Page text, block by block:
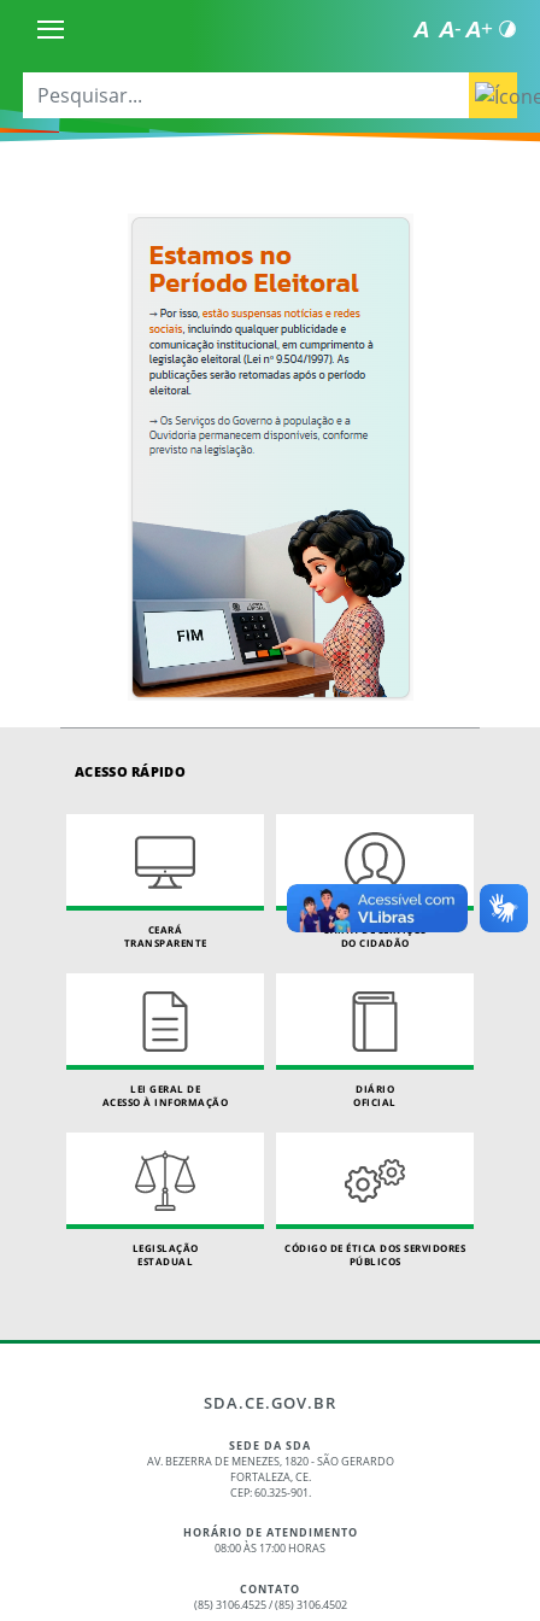
ACESSO RÁPIDO
CEARÁ
TRANSPARENTE
CARTA DE SERVIÇOS
DO CIDADÃO
LEI GERAL DE
ACESSO À INFORMAÇÃO
DIÁRIO
OFICIAL
LEGISLAÇÃO
ESTADUAL
CÓDIGO DE ÉTICA DOS SERVIDORES
PÚBLICOS
SDA.CE.GOV.BR
SEDE DA SDA
AV. BEZERRA DE MENEZES, 1820 - SÃO GERARDO
FORTALEZA, CE.
CEP: 60.325-901.
HORÁRIO DE ATENDIMENTO
08:00 ÀS 17:00 HORAS
CONTATO
(85) 3106.4525 / (85) 3106.4502